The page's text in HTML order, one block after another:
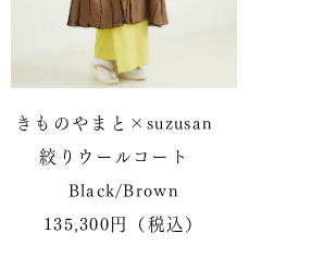
きものやまと×suzusan
絞りウールコート
Black/Brown
135,300円（税込）